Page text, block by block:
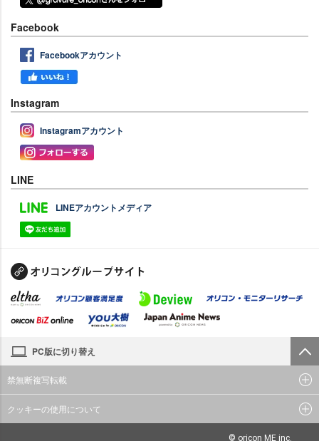
Facebook
Facebookアカウント
Instagram
Instagramアカウント
LINE
LINEアカウントメディア
PC版に切り替え
禁無断複写転載
クッキーの使用について
© oricon ME inc.